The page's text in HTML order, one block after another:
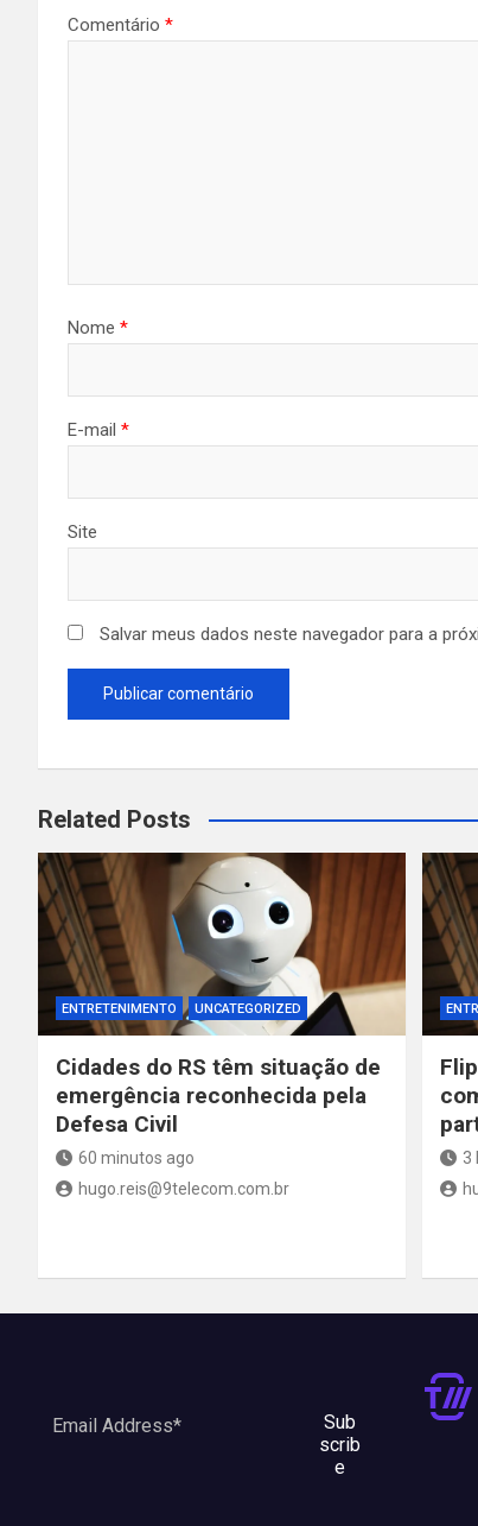
Comentário *
Nome *
E-mail *
Site
Salvar meus dados neste navegador para a
Related Posts
ENTRETENIMENTO UNCATEGORIZED
Cidades do RS têm situação de
emergência reconhecida pela
Defesa Civil
60 minutos ago
hugo.reis@9telecom.com.br
3
Sub
scrib
e